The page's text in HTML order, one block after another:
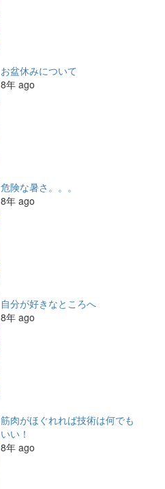
お盆休みについて
8年 ago
危険な暑さ。。。
8年 ago
自分が好きなところへ
8年 ago
筋肉がほぐれれば技術は何でも
いい！
8年 ago